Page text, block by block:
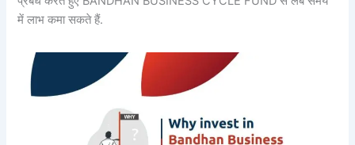
में लाभ कमा सकते हैं.